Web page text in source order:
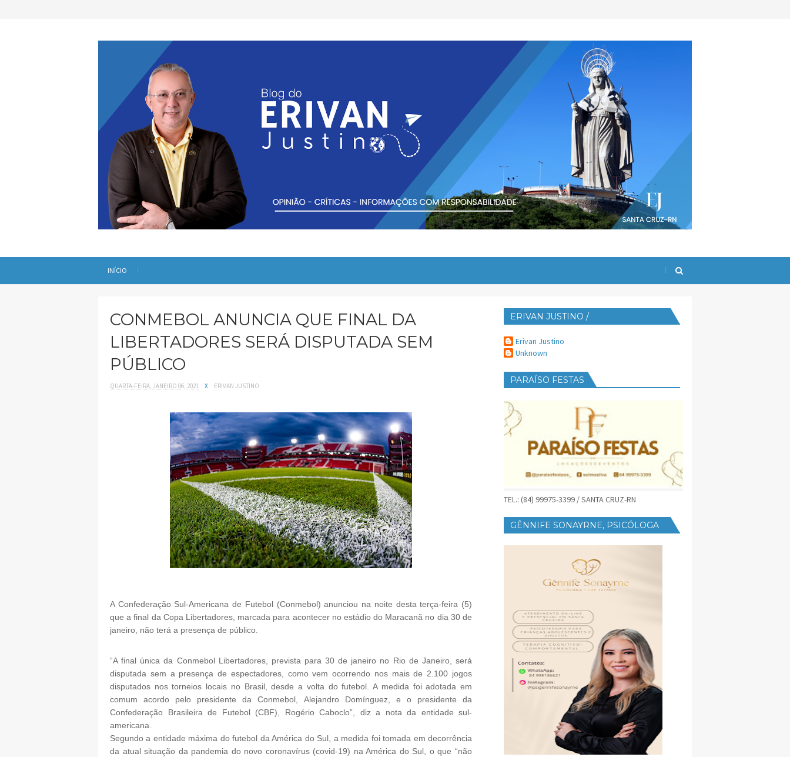
INÍCIO
CONMEBOL ANUNCIA QUE FINAL DA
LIBERTADORES SERÁ DISPUTADA SEM
PÚBLICO
QUARTA-FEIRA, JANEIRO 06, 2021 X ERIVAN JUSTINO
A Confederação Sul-Americana de Futebol (Conmebol) anunciou na noite desta terça-feira (5)
que a final da Copa Libertadores, marcada para acontecer no estádio do Maracanã no dia 30 de
janeiro, não terá a presença de público.
“A final única da Conmebol Libertadores, prevista para 30 de janeiro no Rio de Janeiro, será
disputada sem a presença de espectadores, como vem ocorrendo nos mais de 2.100 jogos
disputados nos torneios locais no Brasil, desde a volta do futebol. A medida foi adotada em
comum acordo pelo presidente da Conmebol, Alejandro Domínguez, e o presidente da
Confederação Brasileira de Futebol (CBF), Rogério Caboclo”, diz a nota da entidade sul-
americana.
Segundo a entidade máxima do futebol da América do Sul, a medida foi tomada em decorrência
da atual situação da pandemia do novo coronavírus (covid-19) na América do Sul, o que “não
ERIVAN JUSTINO /
Erivan Justino
Unknown
PARAÍSO FESTAS
TEL.: (84) 99975-3399 / SANTA CRUZ-RN
GÊNNIFE SONAYRNE, PSICÓLOGA